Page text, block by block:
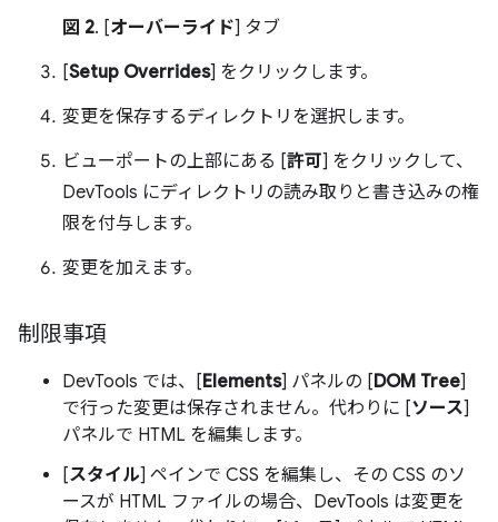
図 2. [オーバーライド] タブ
[Setup Overrides] をクリックします。
変更を保存するディレクトリを選択します。
ビューポートの上部にある [許可] をクリックして、
DevTools にディレクトリの読み取りと書き込みの権
限を付与します。
変更を加えます。
制限事項
DevTools では、[Elements] パネルの [DOM Tree]
で行った変更は保存されません。代わりに [ソース]
パネルで HTML を編集します。
[スタイル] ペインで CSS を編集し、その CSS のソ
ースが HTML ファイルの場合、DevTools は変更を